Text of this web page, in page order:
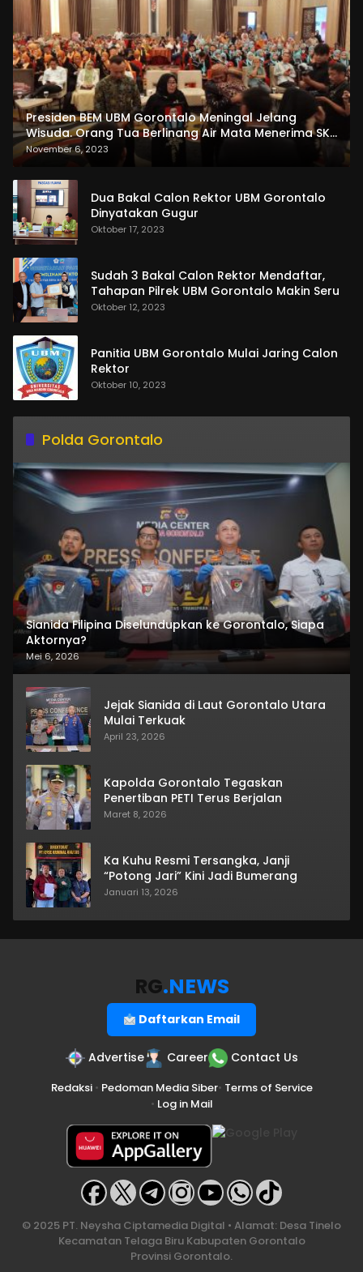
Presiden BEM UBM Gorontalo Meningal Jelang
Wisuda. Orang Tua Berlinang Air Mata Menerima SKL
dan Pemasangan Salempang
November 6, 2023
Dua Bakal Calon Rektor UBM Gorontalo
Dinyatakan Gugur
Oktober 17, 2023
Sudah 3 Bakal Calon Rektor Mendaftar,
Tahapan Pilrek UBM Gorontalo Makin Seru
Oktober 12, 2023
Panitia UBM Gorontalo Mulai Jaring Calon
Rektor
Oktober 10, 2023
Polda Gorontalo
Sianida Filipina Diselundupkan ke Gorontalo, Siapa
Aktornya?
Mei 6, 2026
Jejak Sianida di Laut Gorontalo Utara
Mulai Terkuak
April 23, 2026
Kapolda Gorontalo Tegaskan
Penertiban PETI Terus Berjalan
Maret 8, 2026
Ka Kuhu Resmi Tersangka, Janji
“Potong Jari” Kini Jadi Bumerang
Januari 13, 2026
RG.NEWS
Daftarkan Email
Advertise Career Contact Us
Redaksi• Pedoman Media Siber• Terms of Service
• Log in Mail
© 2025 PT. Neysha Ciptamedia Digital • Alamat: Desa Tinelo
Kecamatan Telaga Biru Kabupaten Gorontalo
Provinsi Gorontalo.